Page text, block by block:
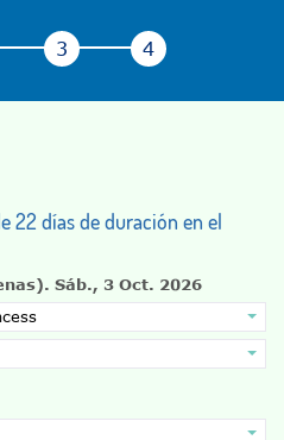
22 días de duración en el
Sáb., 3 Oct. 2026